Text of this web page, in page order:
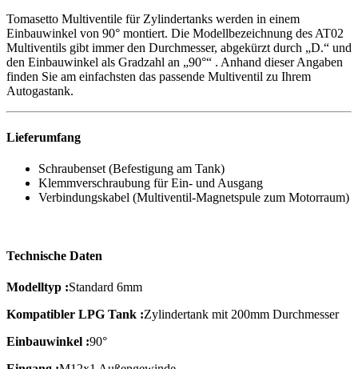
Tomasetto Multiventile für Zylindertanks werden in einem
Einbauwinkel von 90° montiert. Die Modellbezeichnung des AT02
Multiventils gibt immer den Durchmesser, abgekürzt durch „D.“ und
den Einbauwinkel als Gradzahl an „90°“ . Anhand dieser Angaben
finden Sie am einfachsten das passende Multiventil zu Ihrem
Autogastank.
Lieferumfang
Schraubenset (Befestigung am Tank)
Klemmverschraubung für Ein- und Ausgang
Verbindungskabel (Multiventil-Magnetspule zum Motorraum)
Technische Daten
Modelltyp :Standard 6mm
Kompatibler LPG Tank :Zylindertank mit 200mm Durchmesser
Einbauwinkel :90°